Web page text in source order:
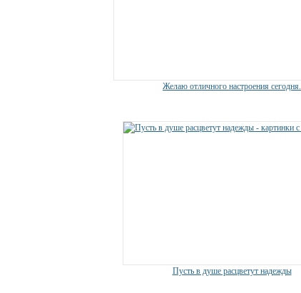
Желаю отличного настроения сегодня.
Пусть в душе расцветут надежды